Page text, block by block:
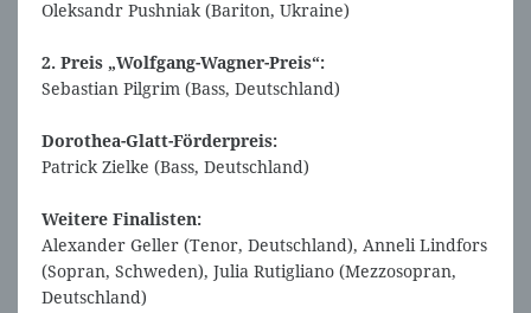
Oleksandr Pushniak (Bariton, Ukraine)
2. Preis „Wolfgang-Wagner-Preis“:
Sebastian Pilgrim (Bass, Deutschland)
Dorothea-Glatt-Förderpreis:
Patrick Zielke (Bass, Deutschland)
Weitere Finalisten:
Alexander Geller (Tenor, Deutschland), Anneli Lindfors
(Sopran, Schweden), Julia Rutigliano (Mezzosopran,
Deutschland)